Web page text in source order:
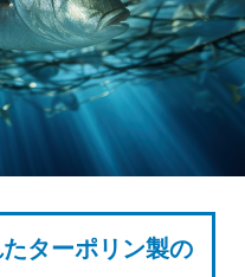
ターポリン製の